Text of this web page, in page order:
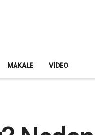
MAKALE VIDEO